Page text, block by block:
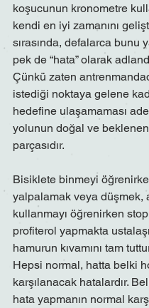
koşucunun kronometre
kendi en iyi zamanını
sırasında, defalarca bunu
pek de “hata” olarak
Çünkü zaten
istediği noktaya gelene
hedefine ulaşamaması
yolunun doğal ve
parçasıdır.
Bisiklete binmeyi
yalpalamak veya düşmek,
kullanmayı öğrenirken
profiterol yapmakta
hamurun kıvamını tam
Hepsi normal, hatta belki
karşılanacak hatalardır.
hata yapmanın normal